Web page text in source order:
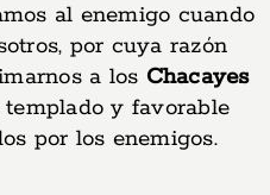
al enemigo cuando
por cuya razón
a los Chacayes
y favorable
por los enemigos.